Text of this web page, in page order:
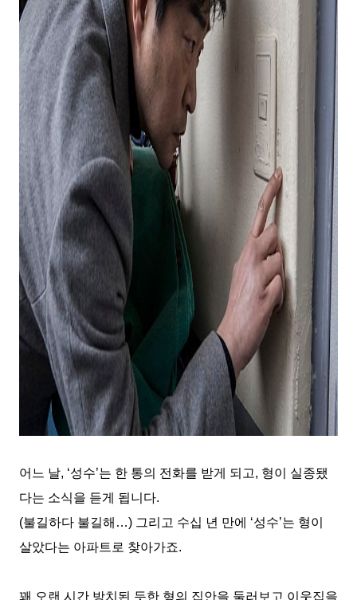
어느 날, ‘성수’는 한 통의 전화를 받게 되고, 형이 실종됐
다는 소식을 듣게 됩니다.
(불길하다 불길해 …) 그리고 수십 년 만에 ‘성수’는 형이
살았다는 아파트로 찾아가죠.
꽤 오랜 시간 방치된 듯한 형의 집안을 둘러보고 이웃집을